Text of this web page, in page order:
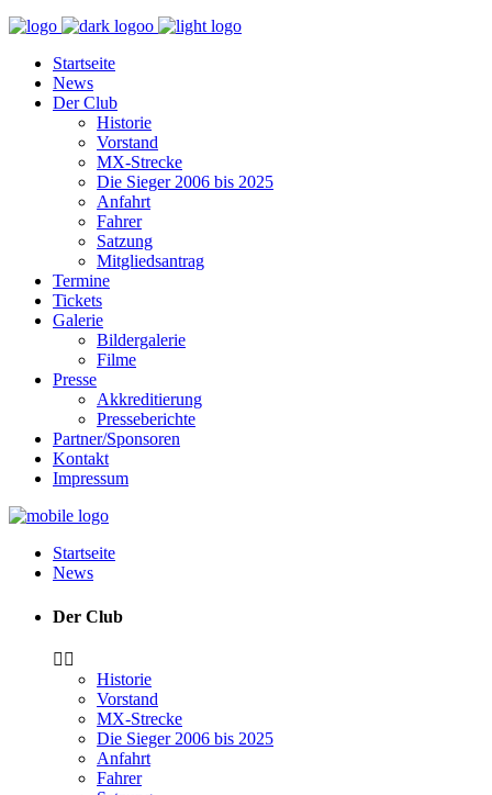
Startseite
News
Der Club
Historie
Vorstand
MX-Strecke
Die Sieger 2006 bis 2025
Anfahrt
Fahrer
Satzung
Mitgliedsantrag
Termine
Tickets
Galerie
Bildergalerie
Filme
Presse
Akkreditierung
Presseberichte
Partner/Sponsoren
Kontakt
Impressum
Startseite
News
Der Club
Historie
Vorstand
MX-Strecke
Die Sieger 2006 bis 2025
Anfahrt
Fahrer